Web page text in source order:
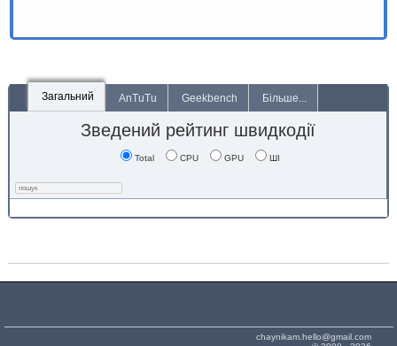
Загальний AnTuTu Geekbench Більше...
Зведений рейтинг швидкодії
Total CPU GPU ШІ
chaynikam.hello@gmail.com